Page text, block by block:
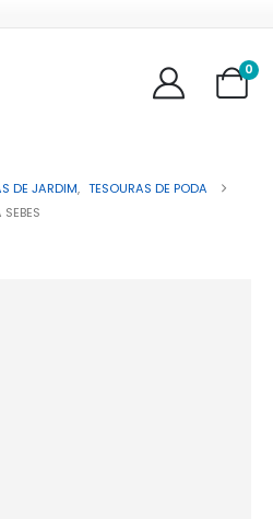
0
DE JARDIM, TESOURAS DE PODA